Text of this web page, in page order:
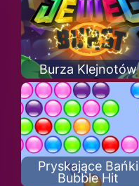
Burza Klejnotów
Pryskające Bańki
Bubble Hit